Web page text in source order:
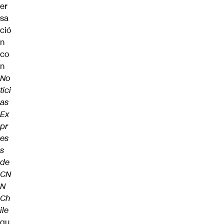
er
sa
ció
n
co
n
No
tici
as
Ex
pr
es
s
de
CN
N
Ch
ile